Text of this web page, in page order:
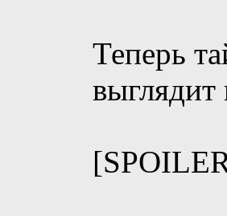
Теперь
выглядит